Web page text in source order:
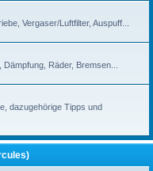
Vergaser/Luftfilter, Auspuff...
Räder, Bremsen...
dazugehörige Tipps und